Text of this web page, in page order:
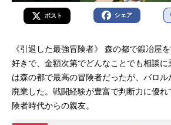
ポスト シェア
《引退した最強冒険者》 森の都で鍛冶屋
好きで、金額次第でどんなことでも相談
は森の都で最高の冒険者だったが、バロル
廃業した。戦闘経験が豊富で判断力に優れ
険者時代からの親友。